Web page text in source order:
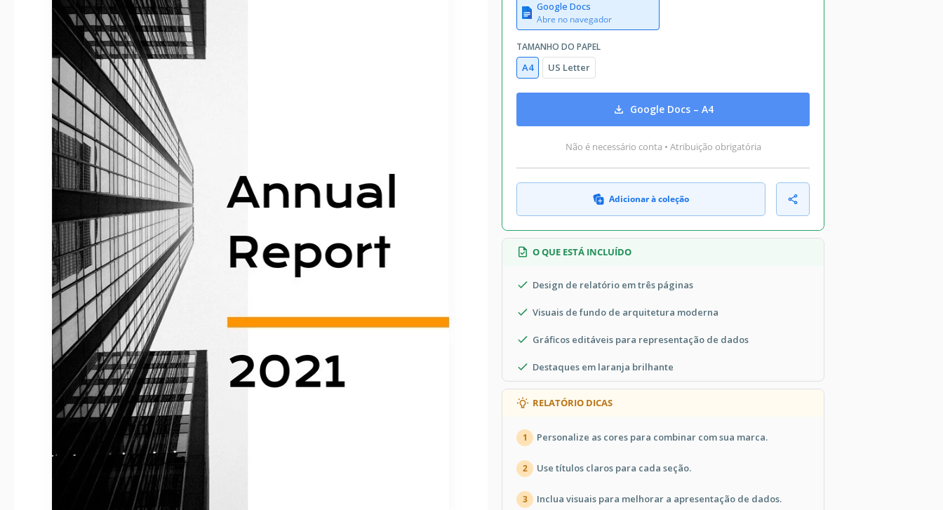
Google Docs
Abre no navegador
TAMANHO DO PAPEL
A4 US Letter
Google Docs – A4
Não é necessário conta • Atribuição obrigatória
Adicionar à coleção
O QUE ESTÁ INCLUÍDO
Design de relatório em três páginas
Visuais de fundo de arquitetura moderna
Gráficos editáveis para representação de dados
Destaques em laranja brilhante
RELATÓRIO DICAS
1 Personalize as cores para combinar com sua marca.
2 Use títulos claros para cada seção.
3 Inclua visuais para melhorar a apresentação de dados.